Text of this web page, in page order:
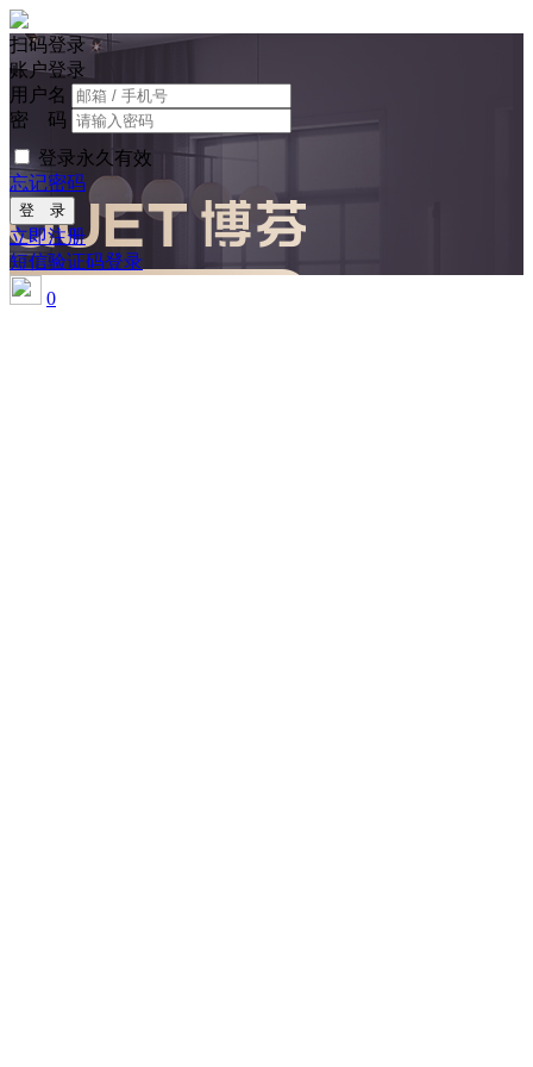
扫码登录
账户登录
用户名
密 码
登录永久有效
忘记密码
登 录
立即注册
短信验证码登录
0